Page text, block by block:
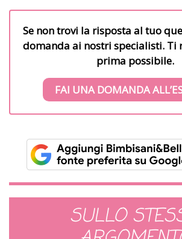
Se non trovi la risposta al tuo
domanda ai nostri specialisti. Ti
prima possibile.
FAI UNA DOMANDA
SULLO